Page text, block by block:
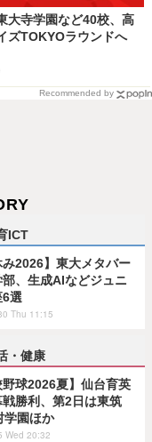
大寺学園など40校、高
ズTOKYOラウンドへ
Recommended by
ICT
み2026】東大メタバー
部、生成AIなどジュニ
6選
Thu 11:15
・健康
野球2026夏】仙台育英
戦勝利、第2日は東筑
学園ほか
Wed 20:32